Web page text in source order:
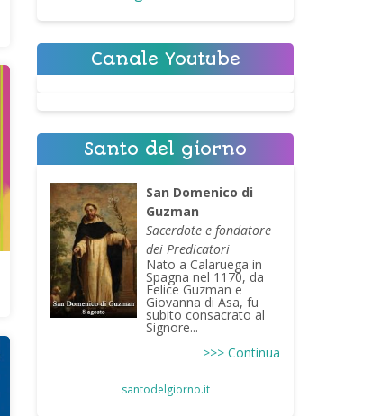
Canale Youtube
Santo del giorno
San Domenico di
Guzman
Sacerdote e fondatore
dei Predicatori
Nato a Calaruega in
Spagna nel 1170, da
Felice Guzman e
Giovanna di Asa, fu
subito consacrato al
Signore...
>>> Continua
santodelgiorno.it